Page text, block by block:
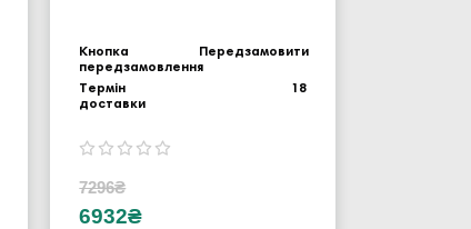
Кнопка
передзамовлення
Передзамовити
Термін
доставки
18
7296₴
6932₴